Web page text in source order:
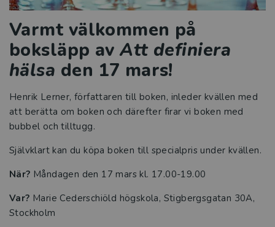
Varmt välkommen på
boksläpp avAtt definiera
hälsa den 17 mars!
Henrik Lerner, författaren till boken, inleder kvällen med
att berätta om boken och därefter firar vi boken med
bubbel och tilltugg.
Självklart kan du köpa boken till specialpris under kvällen.
När? Måndagen den 17 mars kl. 17.00-19.00
Var? Marie Cederschiöld högskola, Stigbergsgatan 30A,
Stockholm